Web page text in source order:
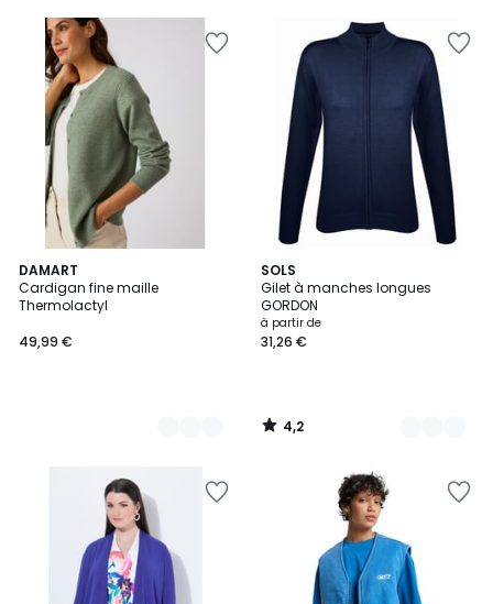
DAMART
Cardigan fine maille
Thermolactyl
49,99 €
3
Couleurs
SOLS
Gilet à manches longues
GORDON
à partir de
31,26 €
4,2
/ 5
2
Couleurs
4,2
/